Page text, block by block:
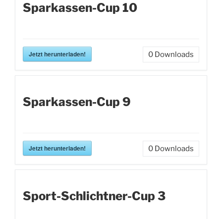
Sparkassen-Cup 10
Jetzt herunterladen! 0 Downloads
Sparkassen-Cup 9
Jetzt herunterladen! 0 Downloads
Sport-Schlichtner-Cup 3